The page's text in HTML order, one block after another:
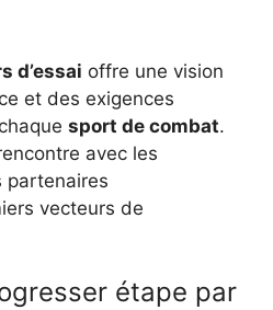
d’essai offre une vision
et des exigences
sport de combat.
avec les
partenaires
vecteurs de
étape par